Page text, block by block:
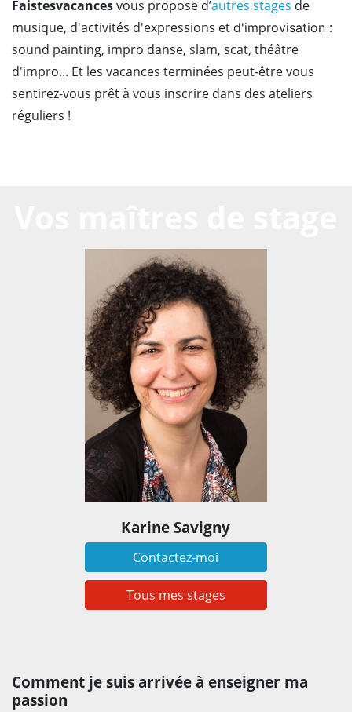
Faistesvacancesvous propose d’autres stages de
musique, d'activités d'expressions et d'improvisation :
sound painting, impro danse, slam, scat, théâtre
d'impro... Et les vacances terminées peut-être vous
sentirez-vous prêt à vous inscrire dans des ateliers
réguliers !
Karine Savigny
Contactez-moi
Tous mes stages
Comment je suis arrivée à enseigner ma
passion